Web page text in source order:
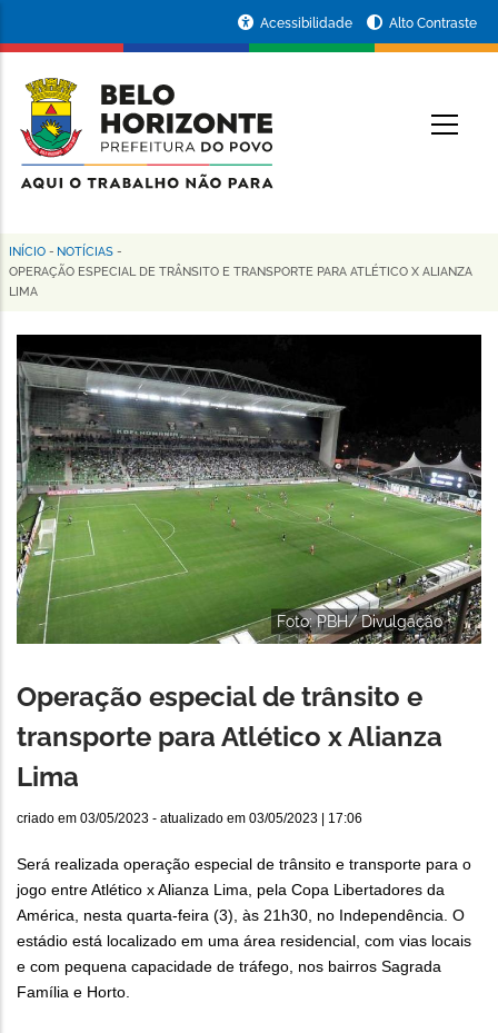
conteúdo
principal
da
Prefeitura
de
Horizonte
Acessibilidade Alto Contraste
Trilha
de
navegação
INÍCIO - NOTÍCIAS -
OPERAÇÃO ESPECIAL DE TRÂNSITO E TRANSPORTE PARA ATLÉTICO X ALIANZA
LIMA
Foto: PBH/ Divulgação
Operação especial de trânsito e
transporte para Atlético x Alianza
Lima
criado em 03/05/2023 - atualizado em 03/05/2023 | 17:06
Será realizada operação especial de trânsito e transporte para o
jogo entre Atlético x Alianza Lima, pela Copa Libertadores da
América, nesta quarta-feira (3), às 21h30, no Independência. O
estádio está localizado em uma área residencial, com vias locais
e com pequena capacidade de tráfego, nos bairros Sagrada
Família e Horto.